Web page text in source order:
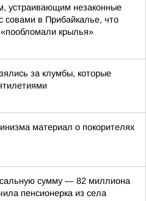
устраивающим незаконные
совами в Прибайкалье, что
крылья»
за клумбы, которые
материал о покорителях
сумму — 82 миллиона
пенсионерка из села